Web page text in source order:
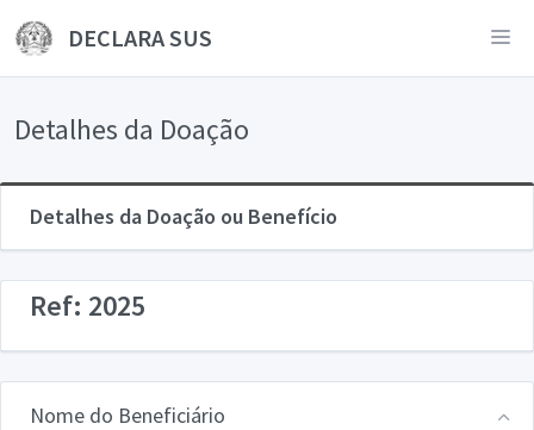
DECLARA SUS
Detalhes da Doação
Detalhes da Doação ou Benefício
Ref: 2025
Nome do Beneficiário